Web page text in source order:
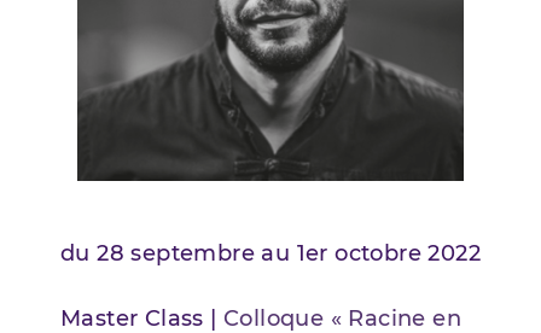
du 28 septembre au 1er octobre 2022
Master Class | Colloque « Racine en